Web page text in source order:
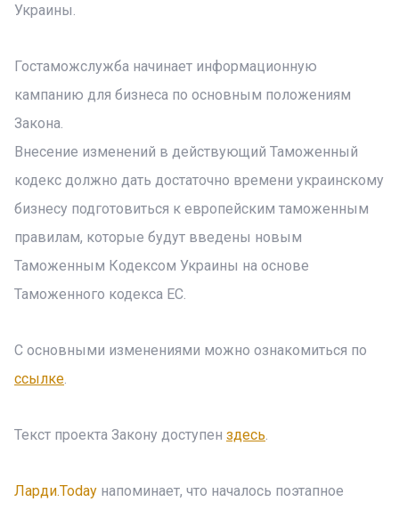
Украины.
Гостаможслужба начинает информационную
кампанию для бизнеса по основным положениям
Закона.
Внесение изменений в действующий Таможенный
кодекс должно дать достаточно времени украинскому
бизнесу подготовиться к европейским таможенным
правилам, которые будут введены новым
Таможенным Кодексом Украины на основе
Таможенного кодекса ЕС.
С основными изменениями можно ознакомиться по
ссылке.
Текст проекта Закону доступен здесь.
Ларди.Today напоминает, что началось поэтапное